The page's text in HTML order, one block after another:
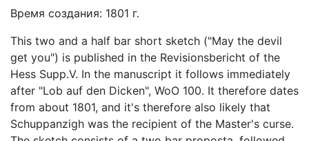
Время создания: 1801 г.
This two and a half bar short sketch ("May the devil
get you") is published in the Revisionsbericht of the
Hess Supp.V. In the manuscript it follows immediately
after "Lob auf den Dicken", WoO 100. It therefore dates
from about 1801, and it's therefore also likely that
Schuppanzigh was the recipient of the Master's curse.